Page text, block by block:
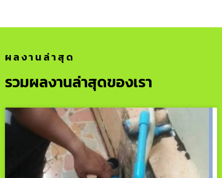
ผลงานล่าสุด
รวมผลงานล่าสุดของเรา